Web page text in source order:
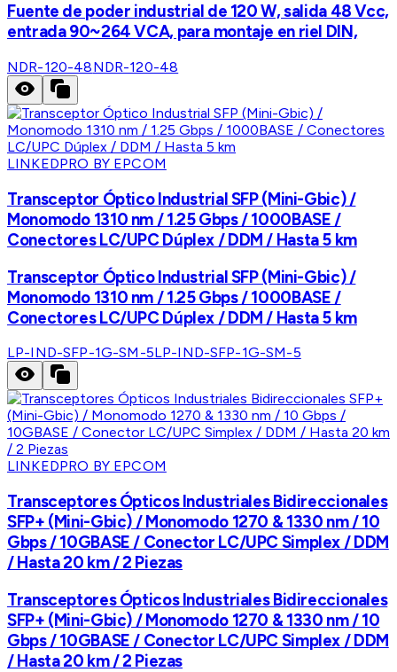
Fuente de poder industrial de 120 W, salida 48 Vcc,
entrada 90~264 VCA, para montaje en riel DIN,
NDR-120-48NDR-120-48
LINKEDPRO BY EPCOM
Transceptor Óptico Industrial SFP (Mini-Gbic) /
Monomodo 1310 nm / 1.25 Gbps / 1000BASE /
Conectores LC/UPC Dúplex / DDM / Hasta 5 km
Transceptor Óptico Industrial SFP (Mini-Gbic) /
Monomodo 1310 nm / 1.25 Gbps / 1000BASE /
Conectores LC/UPC Dúplex / DDM / Hasta 5 km
LP-IND-SFP-1G-SM-5LP-IND-SFP-1G-SM-5
LINKEDPRO BY EPCOM
Transceptores Ópticos Industriales Bidireccionales
SFP+ (Mini-Gbic) / Monomodo 1270 & 1330 nm / 10
Gbps / 10GBASE / Conector LC/UPC Simplex / DDM
/ Hasta 20 km / 2 Piezas
Transceptores Ópticos Industriales Bidireccionales
SFP+ (Mini-Gbic) / Monomodo 1270 & 1330 nm / 10
Gbps / 10GBASE / Conector LC/UPC Simplex / DDM
/ Hasta 20 km / 2 Piezas